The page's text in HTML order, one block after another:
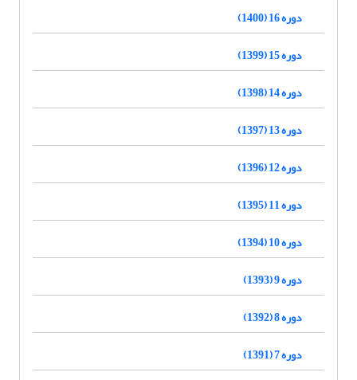
دوره 16 (1400)
دوره 15 (1399)
دوره 14 (1398)
دوره 13 (1397)
دوره 12 (1396)
دوره 11 (1395)
دوره 10 (1394)
دوره 9 (1393)
دوره 8 (1392)
دوره 7 (1391)